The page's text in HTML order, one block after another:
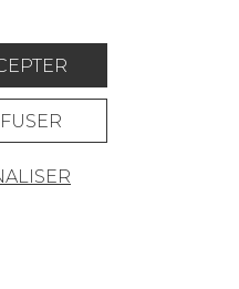
protection des
de vente